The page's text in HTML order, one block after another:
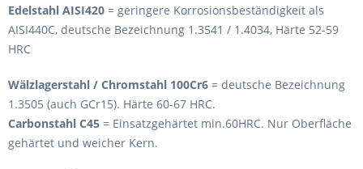
Edelstahl AISI420 = geringere Korrosionsbeständigkeit als
AISI440C, deutsche Bezeichnung 1.3541 / 1.4034, Härte 52-59
HRC
Wälzlagerstahl / Chromstahl 100Cr6 = deutsche Bezeichnung
1.3505 (auch GCr15). Härte 60-67 HRC.
Carbonstahl C45 = Einsatzgehärtet min.60HRC. Nur Oberfläche
gehärtet und weicher Kern.